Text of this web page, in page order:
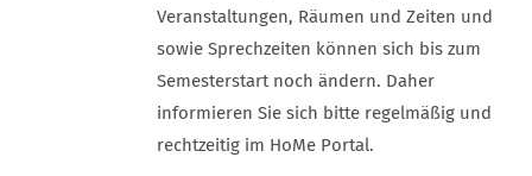
Veranstaltungen, Räumen und Zeiten und
sowie Sprechzeiten können sich bis zum
Semesterstart noch ändern. Daher
informieren Sie sich bitte regelmäßig und
rechtzeitig im HoMe Portal.